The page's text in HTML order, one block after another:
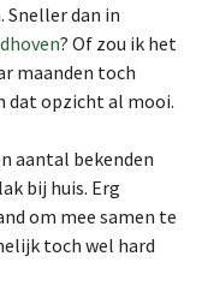
Sneller dan in
? Of zou ik het
maanden toch
dat opzicht al mooi.
aantal bekenden
bij huis. Erg
om mee samen te
toch wel hard